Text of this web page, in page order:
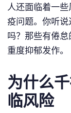
人还面临着一
疫问题。你听
吗？那些有倦
重度抑郁发作。
为什么
临风险